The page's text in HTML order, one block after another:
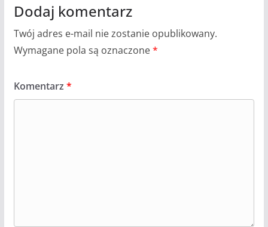
Dodaj komentarz
Twój adres e-mail nie zostanie opublikowany.
Wymagane pola są oznaczone*
Komentarz *